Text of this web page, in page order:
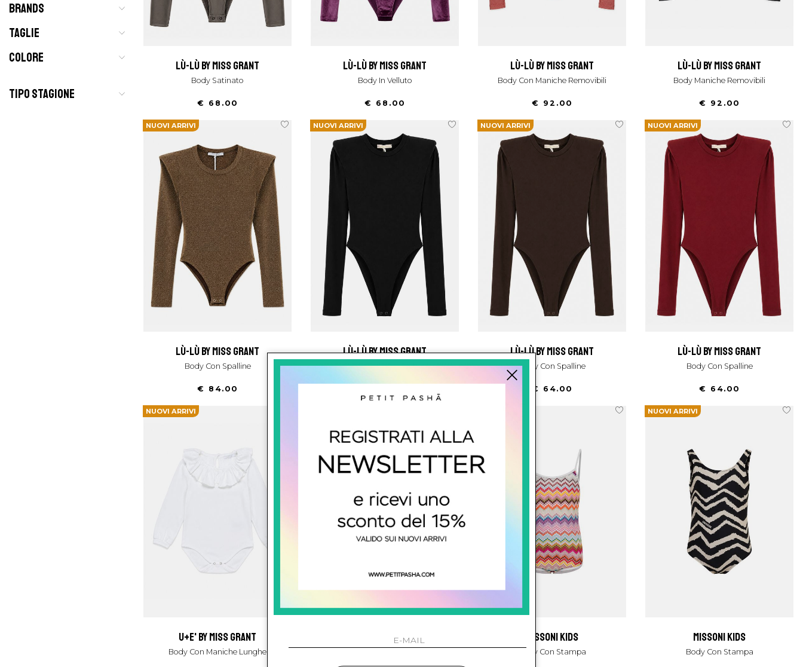
BRANDS
TAGLIE
COLORE
TIPO STAGIONE
lù-lù by miss grant
Body Satinato
€ 68.00
lù-lù by miss grant
Body In Velluto
€ 68.00
lù-lù by miss grant
Body Con Maniche Removibili
€ 92.00
lù-lù by miss grant
Body Maniche Removibili
€ 92.00
NUOVI ARRIVI
lù-lù by miss grant
Body Con Spalline
€ 84.00
NUOVI ARRIVI
lù-lù by miss grant
Body Con Spalline
NUOVI ARRIVI
lù-lù by miss grant
Body Con Spalline
€ 64.00
NUOVI ARRIVI
lù-lù by miss grant
Body Con Spalline
€ 64.00
NUOVI ARRIVI
u+e' by miss grant
Body Con Maniche Lunghe
balmain kids missoni kids
Body Con Stampa
NUOVI ARRIVI
missoni kids
Body Con Stampa